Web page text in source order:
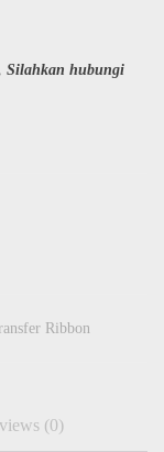
Silahkan hubungi
Ribbon
(0)